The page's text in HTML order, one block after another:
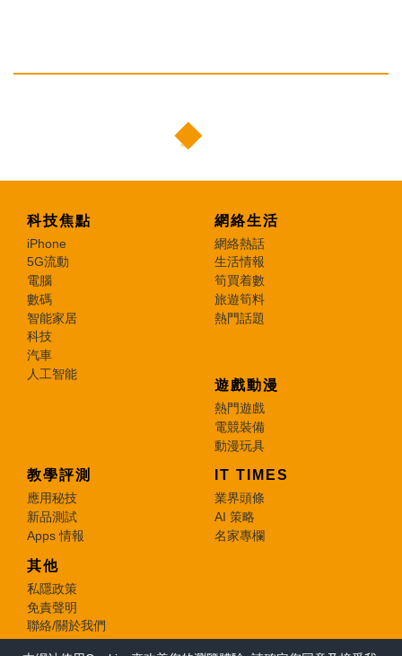
科技焦點
iPhone
5G流動
電腦
數碼
智能家居
科技
汽車
人工智能
網絡生活
網絡熱話
生活情報
筍買着數
旅遊筍料
熱門話題
遊戲動漫
熱門遊戲
電競裝備
動漫玩具
教學評測
應用秘技
新品測試
Apps 情報
IT TIMES
業界頭條
AI 策略
名家專欄
其他
私隱政策
免責聲明
聯絡/關於我們